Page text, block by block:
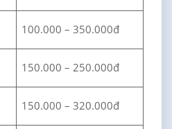
100.000 – 350.000đ
150.000 – 250.000đ
150.000 – 320.000đ